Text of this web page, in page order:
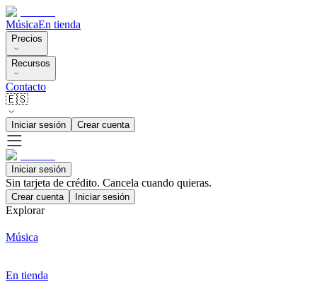
MúsicaEn tienda
Precios
Recursos
Contacto
🇪🇸
Iniciar sesión Crear cuenta
Iniciar sesión
Sin tarjeta de crédito. Cancela cuando quieras.
Crear cuenta Iniciar sesión
Explorar
Música
En tienda